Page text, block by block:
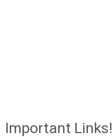
Important Links!